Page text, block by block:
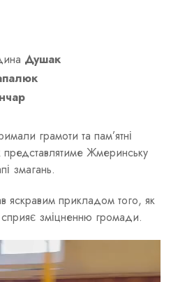
Душак
грамоти та пам’ятні
Жмеринську
змагань.
яскравим прикладом того, як
зміцненню громади.